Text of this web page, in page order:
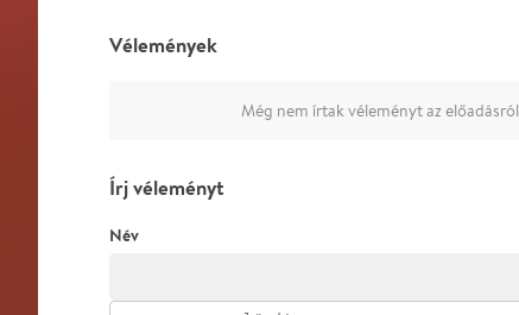
Vélemények
Még nem írtak véleményt az
Írj véleményt
Név